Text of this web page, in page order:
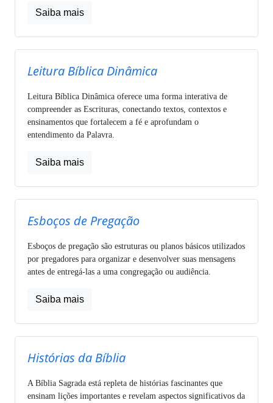
Saiba mais
Leitura Bíblica Dinâmica
Leitura Bíblica Dinâmica oferece uma forma interativa de
compreender as Escrituras, conectando textos, contextos e
ensinamentos que fortalecem a fé e aprofundam o
entendimento da Palavra.
Saiba mais
Esboços de Pregação
Esboços de pregação são estruturas ou planos básicos utilizados
por pregadores para organizar e desenvolver suas mensagens
antes de entregá-las a uma congregação ou audiência.
Saiba mais
Histórias da Bíblia
A Bíblia Sagrada está repleta de histórias fascinantes que
ensinam lições importantes e revelam aspectos significativos da